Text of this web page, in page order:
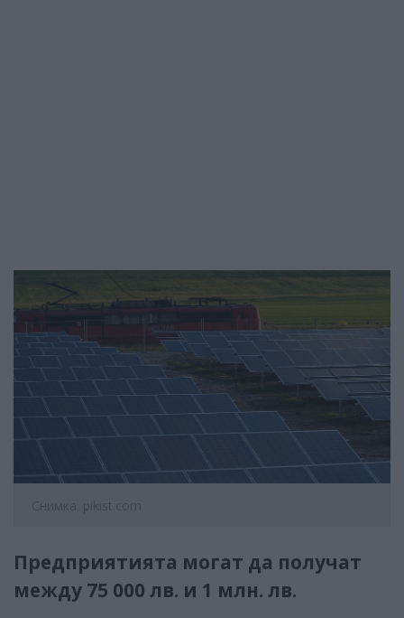
Снимка: pikist.com
Предприятията могат да получат
между 75 000 лв. и 1 млн. лв.